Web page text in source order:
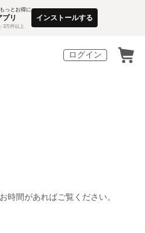
っとお得に
リ
3万件以上
インストールする
ログイン
時間があればご覧ください。